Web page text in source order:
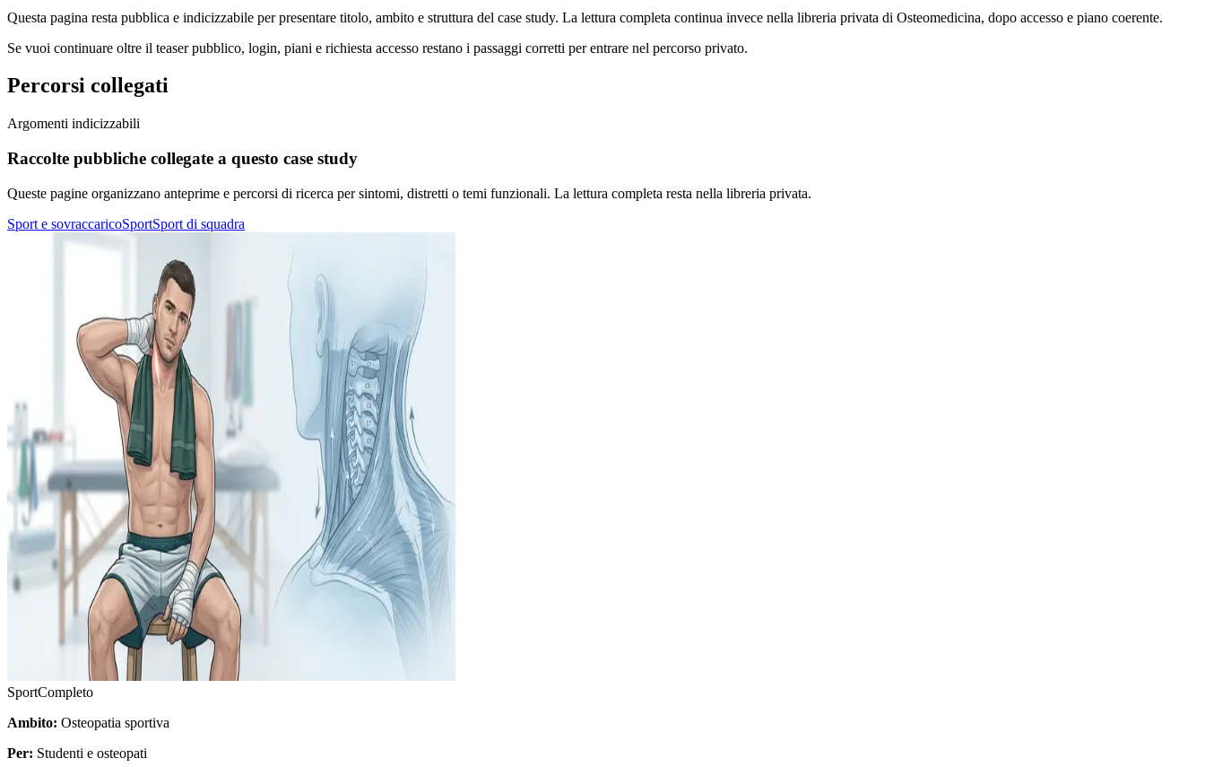
Questa pagina resta pubblica e indicizzabile per presentare titolo, ambito e struttura del case study. La lettura completa continua invece nella libreria privata di Osteomedicina, dopo accesso e piano coerente.
Se vuoi continuare oltre il teaser pubblico, login, piani e richiesta accesso restano i passaggi corretti per entrare nel percorso privato.
Percorsi collegati
Argomenti indicizzabili
Raccolte pubbliche collegate a questo case study
Queste pagine organizzano anteprime e percorsi di ricerca per sintomi, distretti o temi funzionali. La lettura completa resta nella libreria privata.
Sport e sovraccaricoSportSport di squadra
SportCompleto
Ambito: Osteopatia sportiva
Per: Studenti e osteopati